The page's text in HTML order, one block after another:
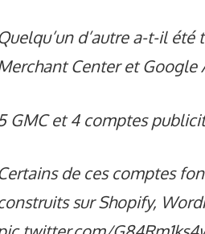
d’autre a-t-il
Center et Google
GMC et 4 comptes
de ces comptes
sur Shopify,